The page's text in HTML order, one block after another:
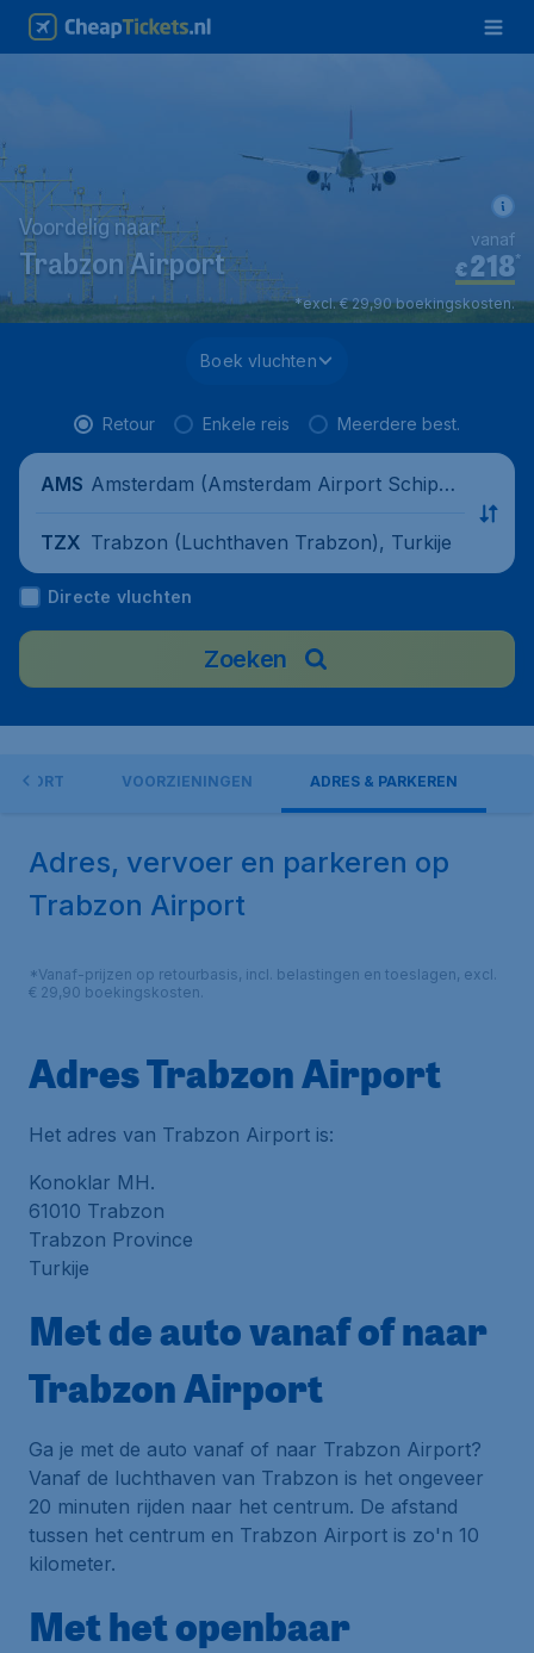
Voordelig naar
Trabzon Airport €218*
vanaf
*excl. € 29,90 boekingskosten.
Boek vluchten
Retour Enkele reis Meerdere best.
AMS Amsterdam (Amsterdam Airport Schipho
TZX Trabzon (Luchthaven Trabzon), Turkije
Directe vluchten
Zoeken
VOORZIENINGEN ADRES & PARKEREN
Adres, vervoer en parkeren op
Trabzon Airport
*Vanaf-prijzen op retourbasis, incl. belastingen en toeslagen, excl.
€ 29,90 boekingskosten.
Adres Trabzon Airport
Het adres van Trabzon Airport is:
Konoklar MH.
61010 Trabzon
Trabzon Province
Turkije
Met de auto vanaf of naar
Trabzon Airport
Ga je met de auto vanaf of naar Trabzon Airport?
Vanaf de luchthaven van Trabzon is het ongeveer
20 minuten rijden naar het centrum. De afstand
tussen het centrum en Trabzon Airport is zo'n 10
kilometer.
Met het openbaar